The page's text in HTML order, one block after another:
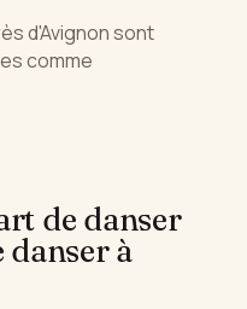
d'Avignon sont
comme
de danser
danser à